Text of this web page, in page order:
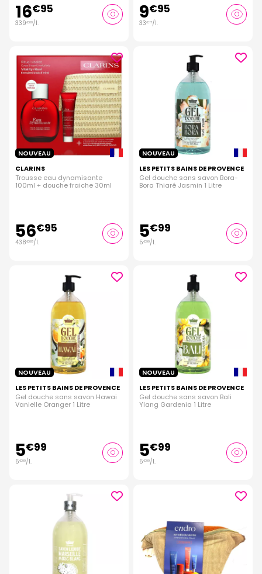
16€95
339€00/l. 9€95
33€ 17/l.
NOUVEAU
CLARINS
Trousse eau dynamisante
100ml + douche fraiche 30ml
56€95
438€08/l.
NOUVEAU
LES PETITS BAINS DE PROVENCE
Gel douche sans savon Bora-
Bora Thiaré Jasmin 1 Litre
5€99
5€99/l.
NOUVEAU
LES PETITS BAINS DE PROVENCE
Gel douche sans savon Hawai
Vanielle Oranger 1 Litre
5€99
5€99/l.
NOUVEAU
LES PETITS BAINS DE PROVENCE
Gel douche sans savon Bali
Ylang Gardenia 1 Litre
5€99
5€99/l.